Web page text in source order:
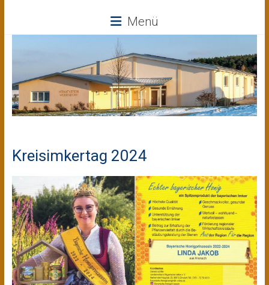
Menü
Kreisimkertag 2024